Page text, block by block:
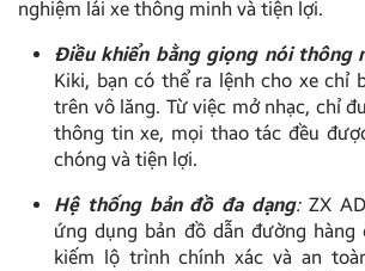
nghiệm lái xe thông minh và tiện lợi.
Điều khiển bằng giọng nói thông
Kiki, bạn có thể ra lệnh cho xe chỉ
trên vô lăng. Từ việc mở nhạc, chỉ
thông tin xe, mọi thao tác đều
chóng và tiện lợi.
Hệ thống bản đồ đa dạng:ZX
ứng dụng bản đồ dẫn đường
kiếm lộ trình chính xác và an